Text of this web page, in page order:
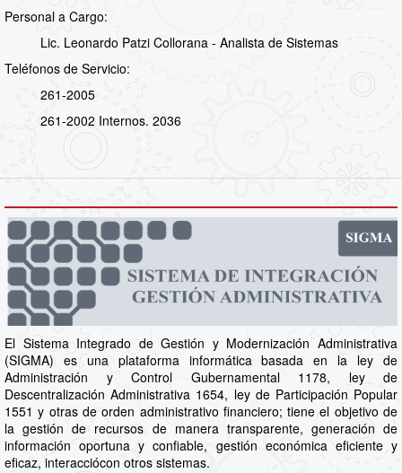
Personal a Cargo:
Lic. Leonardo Patzi Collorana - Analista de Sistemas
Teléfonos de Servicio:
261-2005
261-2002 Internos. 2036
El Sistema Integrado de Gestión y Modernización Administrativa
(SIGMA) es una plataforma informática basada en la ley de
Administración y Control Gubernamental 1178, ley de
Descentralización Administrativa 1654, ley de Participación Popular
1551 y otras de orden administrativo financiero; tiene el objetivo de
la gestión de recursos de manera transparente, generación de
información oportuna y confiable, gestión económica eficiente y
eficaz, interacciócon otros sistemas.